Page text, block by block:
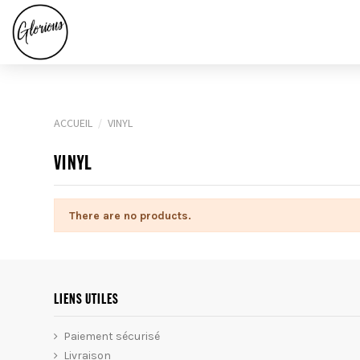
ACCUEIL VINYL
VINYL
There are no products.
LIENS UTILES
Paiement sécurisé
Livraison